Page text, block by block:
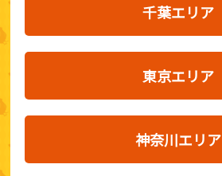
千葉エリア
東京エリア
神奈川エリア